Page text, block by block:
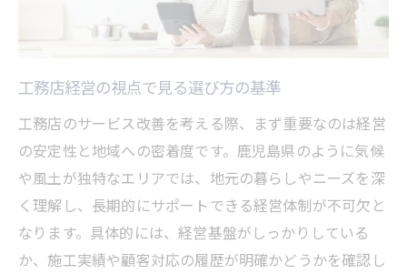
工務店経営の視点で見る選び方の基準
工務店のサービス改善を考える際、まず重要なのは経営
の安定性と地域への密着度です。鹿児島県のように気候
や風土が独特なエリアでは、地元の暮らしやニーズを深
く理解し、長期的にサポートできる経営体制が不可欠と
なります。具体的には、経営基盤がしっかりしている
か、施工実績や顧客対応の履歴が明確かどうかを確認し